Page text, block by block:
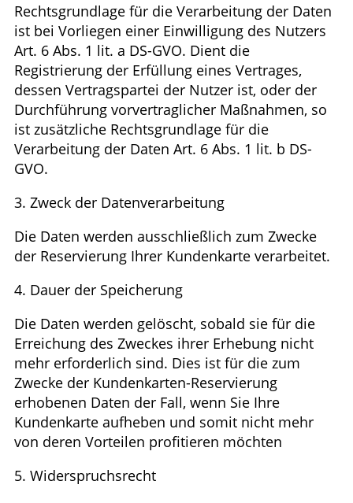
Rechtsgrundlage für die Verarbeitung der Daten
ist bei Vorliegen einer Einwilligung des Nutzers
Art. 6 Abs. 1 lit. a DS-GVO. Dient die
Registrierung der Erfüllung eines Vertrages,
dessen Vertragspartei der Nutzer ist, oder der
Durchführung vorvertraglicher Maßnahmen, so
ist zusätzliche Rechtsgrundlage für die
Verarbeitung der Daten Art. 6 Abs. 1 lit. b DS-
GVO.
3. Zweck der Datenverarbeitung
Die Daten werden ausschließlich zum Zwecke
der Reservierung Ihrer Kundenkarte verarbeitet.
4. Dauer der Speicherung
Die Daten werden gelöscht, sobald sie für die
Erreichung des Zweckes ihrer Erhebung nicht
mehr erforderlich sind. Dies ist für die zum
Zwecke der Kundenkarten-Reservierung
erhobenen Daten der Fall, wenn Sie Ihre
Kundenkarte aufheben und somit nicht mehr
von deren Vorteilen profitieren möchten
5. Widerspruchsrecht